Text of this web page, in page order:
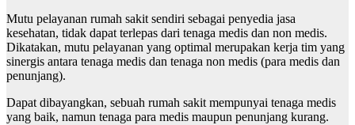
Mutu pelayanan rumah sakit sendiri sebagai penyedia jasa
kesehatan, tidak dapat terlepas dari tenaga medis dan non medis.
Dikatakan, mutu pelayanan yang optimal merupakan kerja tim yang
sinergis antara tenaga medis dan tenaga non medis (para medis dan
penunjang).
Dapat dibayangkan, sebuah rumah sakit mempunyai tenaga medis
yang baik, namun tenaga para medis maupun penunjang kurang.